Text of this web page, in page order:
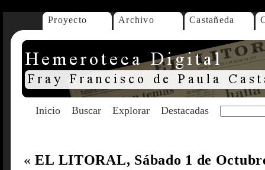
Proyecto Archivo Castañeda
Inicio Buscar Explorar Destacadas
« EL LITORAL, Sábado 1 de